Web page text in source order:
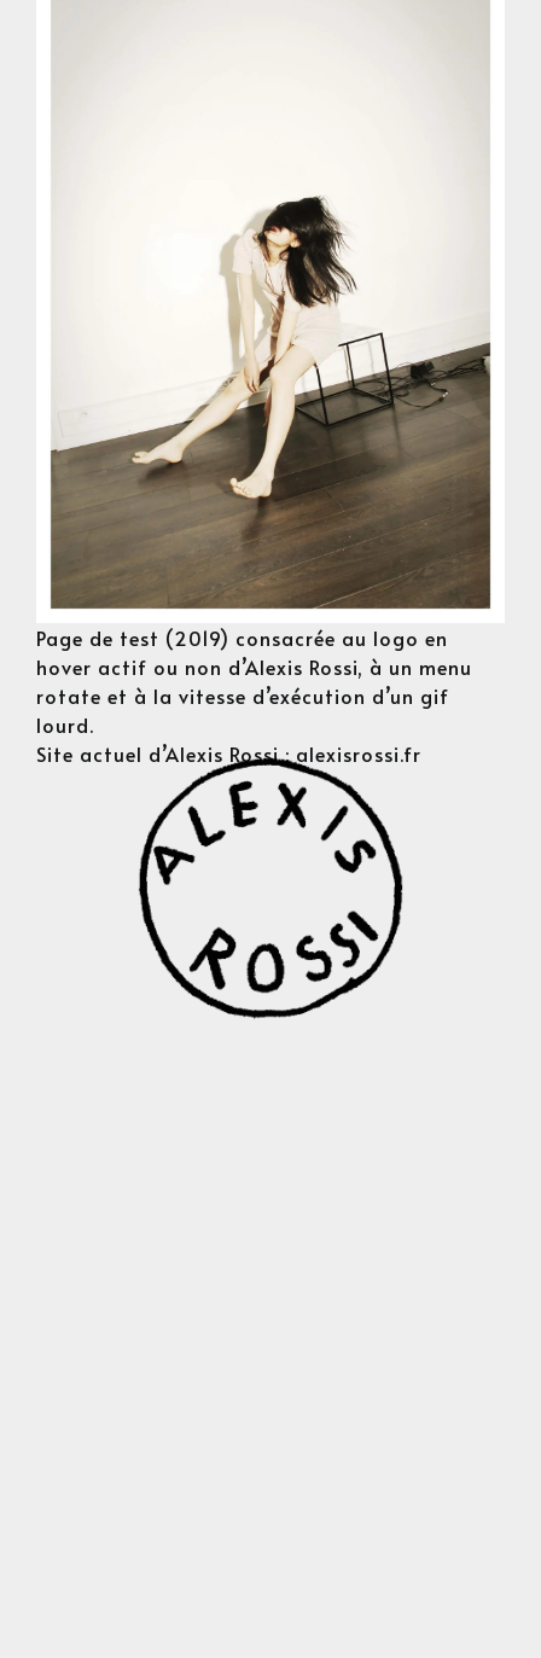
Page de test (2019) consacrée au logo en
hover actif ou non d’Alexis Rossi, à un menu
rotate et à la vitesse d’exécution d’un gif
lourd.
Site actuel d’Alexis Rossi : alexisrossi.fr